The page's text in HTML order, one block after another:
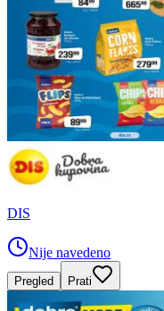
DIS
Nije navedeno
Pregled Prati